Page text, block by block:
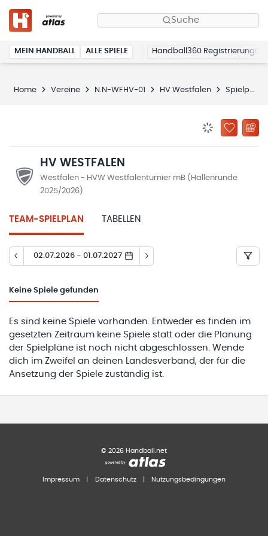
Suche
MEIN HANDBALL ALLE SPIELE Handball360 Registrierung
Home Vereine N.N-WFHV-01 HV Westfalen Spielplan
ZU
HV WESTFALEN
Westfalen - HVW Westfalenturnier mB (Hallenrunde
2025/2026)
TEAM-SPIELPLAN TABELLEN
02.07.2026 - 01.07.2027
Keine Spiele gefunden
Es sind keine Spiele vorhanden. Entweder es finden im
gesetzten Zeitraum keine Spiele statt oder die Planung
der Spielpläne ist noch nicht abgeschlossen. Wende
dich im Zweifel an deinen Landesverband, der für die
Ansetzung der Spiele zuständig ist.
© 2026 Handball.net
Impressum Datenschutz Nutzungsbedingungen